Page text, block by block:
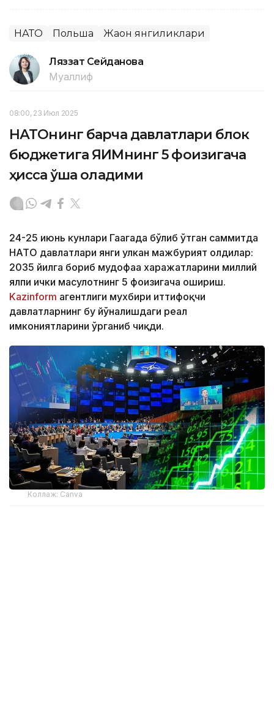
НАТО Польша Жаҳон янгиликлари
Ляззат Сейданова
Муаллиф
08:00, 23 Июл 2025
НАТОнинг барча давлатлари блок
бюджетига ЯИМнинг 5 фоизигача
ҳисса қўша оладими
24-25 июнь кунлари Гаагада бўлиб ўтган саммитда
НАТО давлатлари янги улкан мажбурият олдилар:
2035 йилга бориб мудофаа харажатларини миллий
ялпи ички маҳсулотнинг 5 фоизигача ошириш.
Kazinform агентлиги мухбири иттифоқчи
давлатларнинг бу йўналишдаги реал
имкониятларини ўрганиб чиқди.
Коллаж: Canva